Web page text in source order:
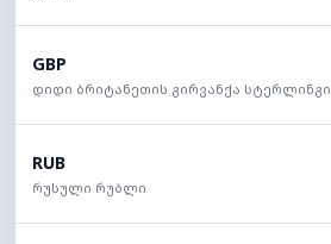
GBP
დიდი ბრიტანეთის გირვანქა სტერლინგი
RUB
რუსული რუბლი